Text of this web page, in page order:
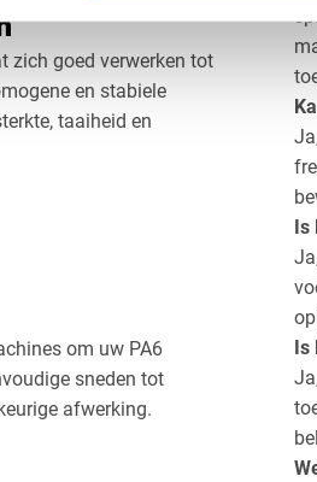
zich goed verwerken tot
en stabiele
taaiheid en
om uw PA6
sneden tot
afwerking.